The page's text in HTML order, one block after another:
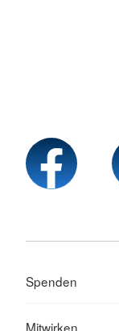
Spenden
Mitwirken